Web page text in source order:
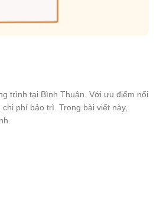
trình tại Bình Thuận. Với ưu điểm nổi
phí bảo trì. Trong bài viết này,